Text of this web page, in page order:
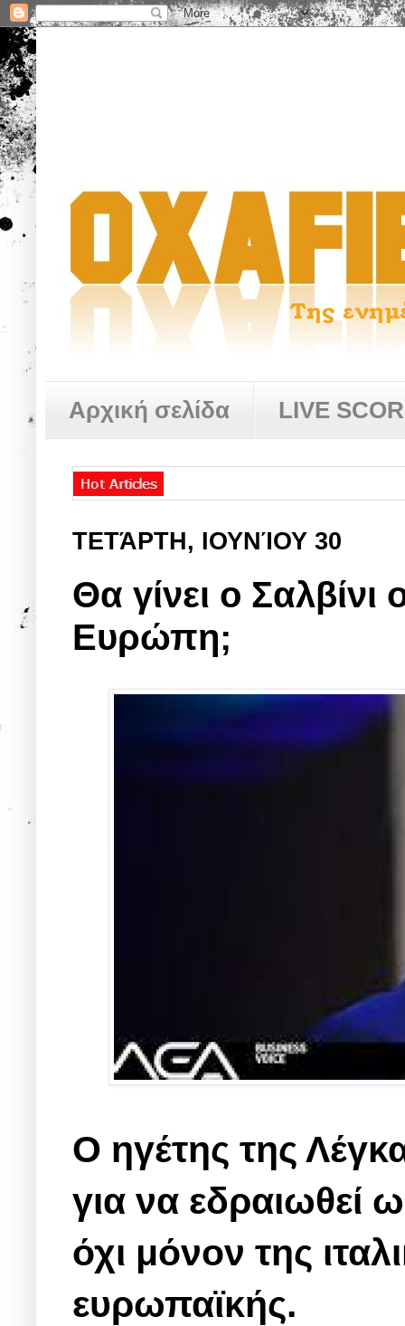
Αρχική σελίδα LIVE
ΤΕΤΆΡΤΗ, ΙΟΥΝΊΟΥ 30
Θα γίνει ο Σαλβίνι
Ευρώπη;
Ο ηγέτης της
για να εδραιωθεί
όχι μόνον της
ευρωπαϊκής.